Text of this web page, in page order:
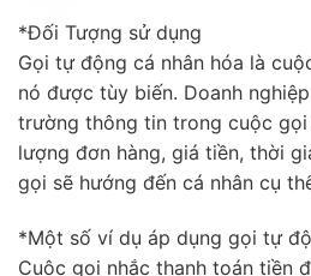
*Đối Tượng sử dụng
Gọi tự động cá nhân hóa là
nó được tùy biến. Doanh
trường thông tin trong cuộc
lượng đơn hàng, giá tiền, thời
gọi sẽ hướng đến cá nhân cụ
*Một số ví dụ áp dụng gọi tự
Cuộc gọi nhắc thanh toán tiền